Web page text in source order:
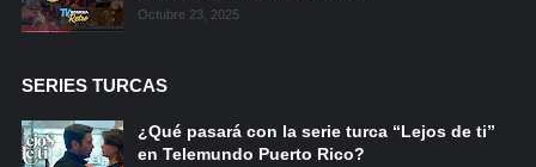
Octubre 23, 2025
SERIES TURCAS
¿Qué pasará con la serie turca “Lejos de ti”
en Telemundo Puerto Rico?